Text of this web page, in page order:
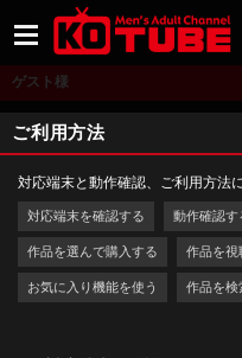
ゲスト様
ご利用方法
対応端末と動作確認、ご利用方法
対応端末を確認する 動作確認す
作品を選んで購入する 作品を視
お気に入り機能を使う 作品を検